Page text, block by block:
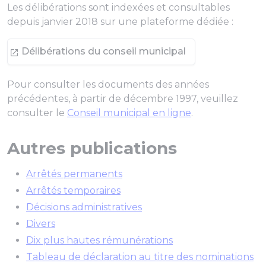
Les délibérations sont indexées et consultables
depuis janvier 2018 sur une plateforme dédiée :
Délibérations du conseil municipal
Pour consulter les documents des années
précédentes, à partir de décembre 1997, veuillez
consulter le Conseil municipal en ligne.
Autres publications
Arrêtés permanents
Arrêtés temporaires
Décisions administratives
Divers
Dix plus hautes rémunérations
Tableau de déclaration au titre des nominations